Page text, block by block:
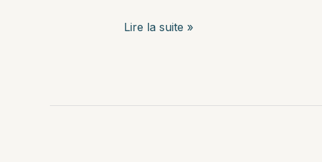
Observer
Lire la suite »